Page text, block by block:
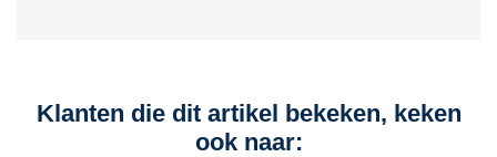
Klanten die dit artikel bekeken, keken
ook naar: